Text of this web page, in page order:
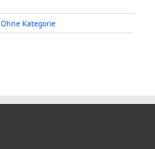
Ohne Kategorie